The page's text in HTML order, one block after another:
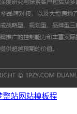
整站网站模板程